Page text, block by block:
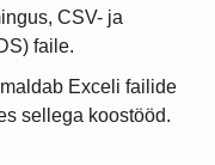
CSV- ja
faile.
Exceli failide
sellega koostööd.